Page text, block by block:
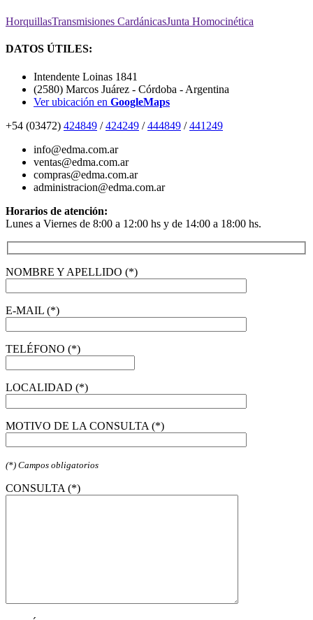
HorquillasTransmisiones CardánicasJunta Homocinética
DATOS ÚTILES:
Intendente Loinas 1841
(2580) Marcos Juárez - Córdoba - Argentina
Ver ubicación en GoogleMaps
+54 (03472) 424849 /424249 /444849 /441249
info@edma.com.ar
ventas@edma.com.ar
compras@edma.com.ar
administracion@edma.com.ar
Horarios de atención:
Lunes a Viernes de 8:00 a 12:00 hs y de 14:00 a 18:00 hs.
NOMBRE Y APELLIDO (*)
E-MAIL (*)
TELÉFONO (*)
LOCALIDAD (*)
MOTIVO DE LA CONSULTA (*)
(*) Campos obligatorios
CONSULTA (*)